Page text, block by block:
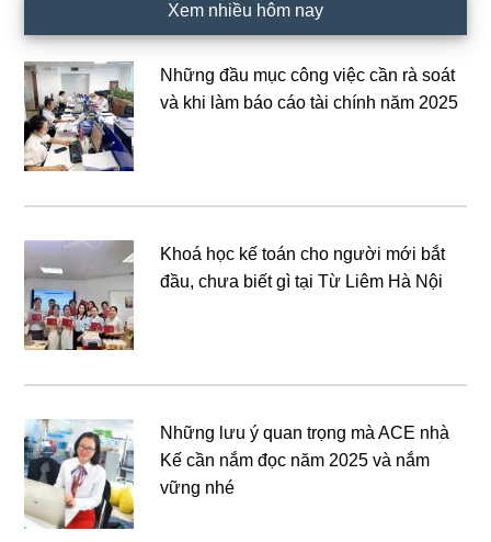
Xem nhiều hôm nay
Những đầu mục công việc cần rà soát
và khi làm báo cáo tài chính năm 2025
Khoá học kế toán cho người mới bắt
đầu, chưa biết gì tại Từ Liêm Hà Nội
Những lưu ý quan trọng mà ACE nhà
Kế cần nắm đọc năm 2025 và nắm
vững nhé